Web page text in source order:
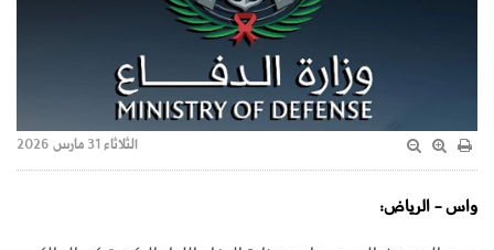
الثلاثاء 31 مارس 2026
واس - الرياض: